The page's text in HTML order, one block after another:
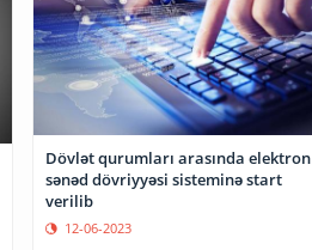
Dövlət qurumları arasında elektron
sənəd dövriyyəsi sisteminə start
verilib
12-06-2023